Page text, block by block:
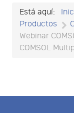
Está aquí:
Productos
Webinar
COMSOL